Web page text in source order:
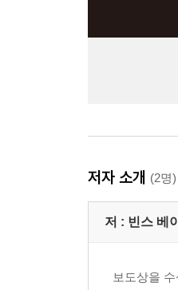
저자 소개 (2명)
저 : 빈스 베
보도상을